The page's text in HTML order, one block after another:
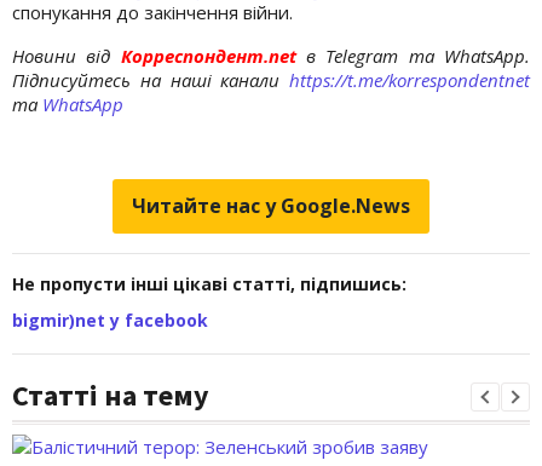
спонукання до закінчення війни.
Новини від Корреспондент.netв Telegram та WhatsApp.
Підписуйтесь на наші канали https://t.me/korrespondentnet
та WhatsApp
Читайте нас у Google.News
Не пропусти інші цікаві статті, підпишись:
bigmir)net у facebook
Статті на тему